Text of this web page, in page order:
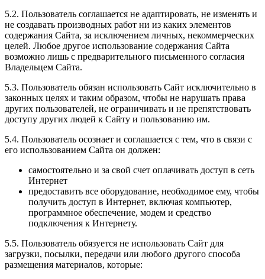
5.2. Пользователь соглашается не адаптировать, не изменять и
не создавать производных работ ни из каких элементов
содержания Сайта, за исключением личных, некоммерческих
целей. Любое другое использование содержания Сайта
возможно лишь с предварительного письменного согласия
Владельцем Сайта.
5.3. Пользователь обязан использовать Сайт исключительно в
законных целях и таким образом, чтобы не нарушать права
других пользователей, не ограничивать и не препятствовать
доступу других людей к Сайту и пользованию им.
5.4. Пользователь осознает и соглашается с тем, что в связи с
его использованием Сайта он должен:
самостоятельно и за свой счет оплачивать доступ в сеть
Интернет
предоставить все оборудование, необходимое ему, чтобы
получить доступ в Интернет, включая компьютер,
программное обеспечение, модем и средство
подключения к Интернету.
5.5. Пользователь обязуется не использовать Сайт для
загрузки, посылки, передачи или любого другого способа
размещения материалов, которые: